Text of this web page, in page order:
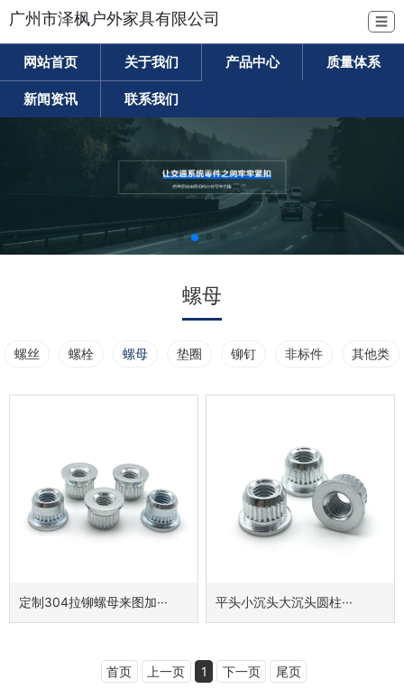
广州市泽枫户外家具有限公司 ☰
网站首页 关于我们 产品中心 质量体系
新闻资讯 联系我们
螺母
螺丝 螺栓 螺母 垫圈 铆钉 非标件 其他类
定制304拉铆螺母来图加··· 平头小沉头大沉头圆柱···
首页 上一页 1 下一页 尾页